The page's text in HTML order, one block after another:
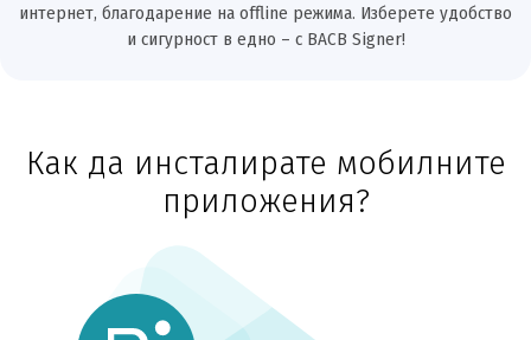
интернет, благодарение на offline режима. Изберете удобство
и сигурност в едно – с BACB Signer!
Как да инсталирате мобилните
приложения?